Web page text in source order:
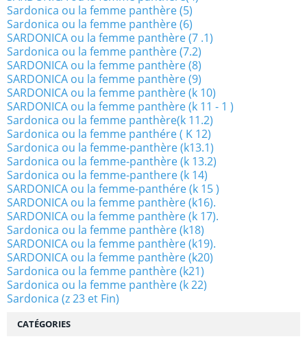
Sardonica ou la femme panthère (5)
Sardonica ou la femme panthère (6)
SARDONICA ou la femme panthère (7 .1)
Sardonica ou la femme panthère (7.2)
SARDONICA ou la femme panthère (8)
SARDONICA ou la femme panthère (9)
SARDONICA ou la femme panthère (k 10)
SARDONICA ou la femme panthère (k 11 - 1 )
Sardonica ou la femme panthère(k 11.2)
Sardonica ou la femme panthére ( K 12)
Sardonica ou la femme-panthère (k13.1)
Sardonica ou la femme-panthère (k 13.2)
Sardonica ou la femme-panthere (k 14)
SARDONICA ou la femme-panthére (k 15 )
SARDONICA ou la femme panthère (k16).
SARDONICA ou la femme panthère (k 17).
Sardonica ou la femme panthère (k18)
SARDONICA ou la femme panthère (k19).
SARDONICA ou la femme panthère (k20)
Sardonica ou la femme panthère (k21)
Sardonica ou la femme panthère (k 22)
Sardonica (z 23 et Fin)
CATÉGORIES